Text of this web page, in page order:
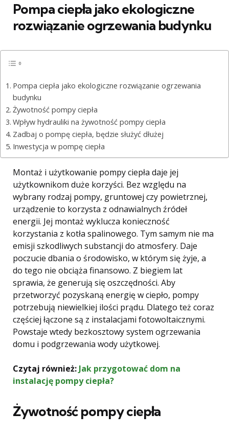
Pompa ciepła jako ekologiczne
rozwiązanie ogrzewania budynku
Pompa ciepła jako ekologiczne rozwiązanie ogrzewania
budynku
Żywotność pompy ciepła
Wpływ hydrauliki na żywotność pompy ciepła
Zadbaj o pompę ciepła, będzie służyć dłużej
Inwestycja w pompę ciepła
Montaż i użytkowanie pompy ciepła daje jej
użytkownikom duże korzyści. Bez względu na
wybrany rodzaj pompy, gruntowej czy powietrznej,
urządzenie to korzysta z odnawialnych źródeł
energii. Jej montaż wyklucza konieczność
korzystania z kotła spalinowego. Tym samym nie ma
emisji szkodliwych substancji do atmosfery. Daje
poczucie dbania o środowisko, w którym się żyje, a
do tego nie obciąża finansowo. Z biegiem lat
sprawia, że generują się oszczędności. Aby
przetworzyć pozyskaną energię w ciepło, pompy
potrzebują niewielkiej ilości prądu. Dlatego też coraz
częściej łączone są z instalacjami fotowoltaicznymi.
Powstaje wtedy bezkosztowy system ogrzewania
domu i podgrzewania wody użytkowej.
Czytaj również: Jak przygotować dom na
instalację pompy ciepła?
Żywotność pompy ciepła